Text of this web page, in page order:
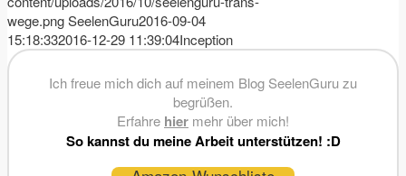
wege.pngSeelenGuru2016-09-04
15:18:332016-12-29 11:39:04Inception
Ich freue mich dich auf meinem Blog SeelenGuru zu
begrüßen.
Erfahre hier mehr über mich!
So kannst du meine Arbeit unterstützen! :D